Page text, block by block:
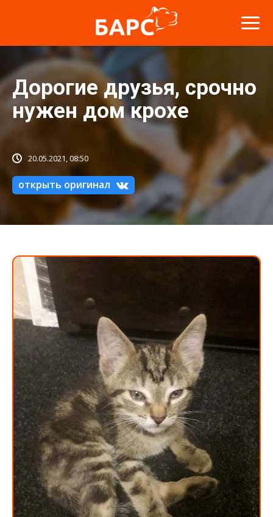
Дорогие друзья, срочно
нужен дом крохе
20.05.2021, 08:50
открыть оригинал